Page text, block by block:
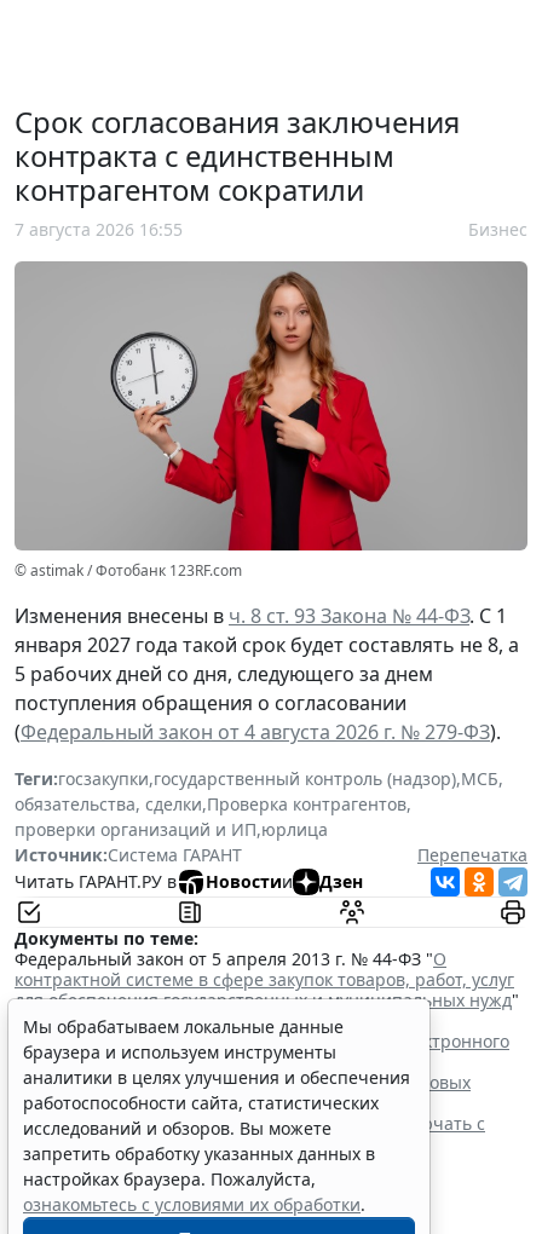
Срок согласования заключения
контракта с единственным
контрагентом сократили
7 августа 2026 16:55 Бизнес
© astimak / Фотобанк 123RF.com
Изменения внесены в ч. 8 ст. 93 Закона № 44-ФЗ. С 1
января 2027 года такой срок будет составлять не 8, а
5 рабочих дней со дня, следующего за днем
поступления обращения о согласовании
(Федеральный закон от 4 августа 2026 г. № 279-ФЗ).
Теги:госзакупки,государственный контроль (надзор),МСБ,
обязательства, сделки,Проверка контрагентов,
проверки организаций и ИП,юрлица
Источник:Система ГАРАНТ
Перепечатка
Читать ГАРАНТ.РУ в
Новостии Дзен
Документы по теме:
Федеральный закон от 5 апреля 2013 г. № 44-ФЗ "О
контрактной системе в сфере закупок товаров, работ, услуг
для обеспечения государственных и муниципальных нужд"
Читайте также:
Процедуру заключения контракта по итогам электронного
запроса котировок уточнят
ФАС России рассказала об особенностях внеплановых
проверок заказчиков по 44-ФЗ
Контракты по однородным товарам можно заключать с
одним и тем же едпоставщиком
При оценке заявок нужно учитывать системы
налогообложения участников
Мы обрабатываем локальные данные
браузера и используем инструменты
аналитики в целях улучшения и обеспечения
работоспособности сайта, статистических
исследований и обзоров. Вы можете
запретить обработку указанных данных в
настройках браузера. Пожалуйста,
ознакомьтесь с условиями их обработки.